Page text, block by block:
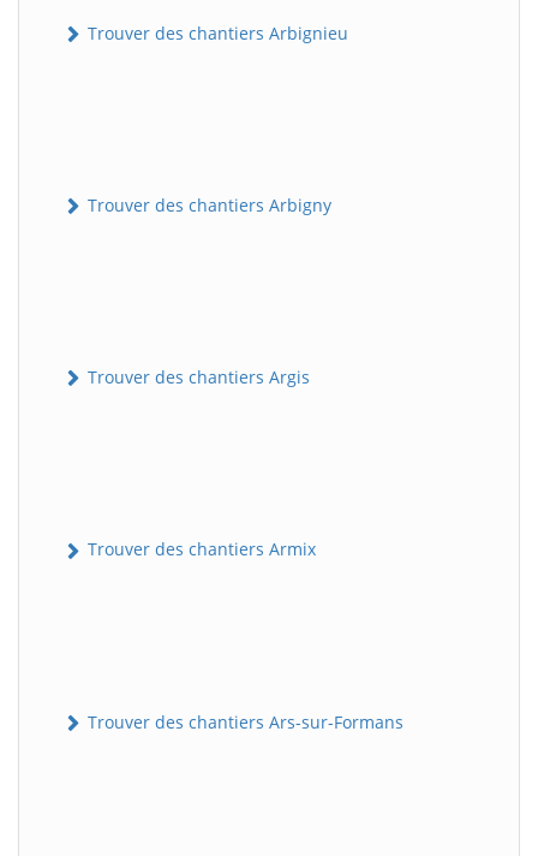
Trouver des chantiers Arbignieu
Trouver des chantiers Arbigny
Trouver des chantiers Argis
Trouver des chantiers Armix
Trouver des chantiers Ars-sur-Formans